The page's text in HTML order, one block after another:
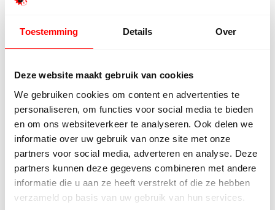
Toestemming Details Over
Deze website maakt gebruik van cookies
We gebruiken cookies om content en advertenties te
personaliseren, om functies voor social media te bieden
en om ons websiteverkeer te analyseren. Ook delen we
informatie over uw gebruik van onze site met onze
partners voor social media, adverteren en analyse. Deze
partners kunnen deze gegevens combineren met andere
informatie die u aan ze heeft verstrekt of die ze hebben
verzameld op basis van uw gebruik van hun services.
kunnen kopen wat ik wil. Heel vriendelijk,
personeel! Bedankt!